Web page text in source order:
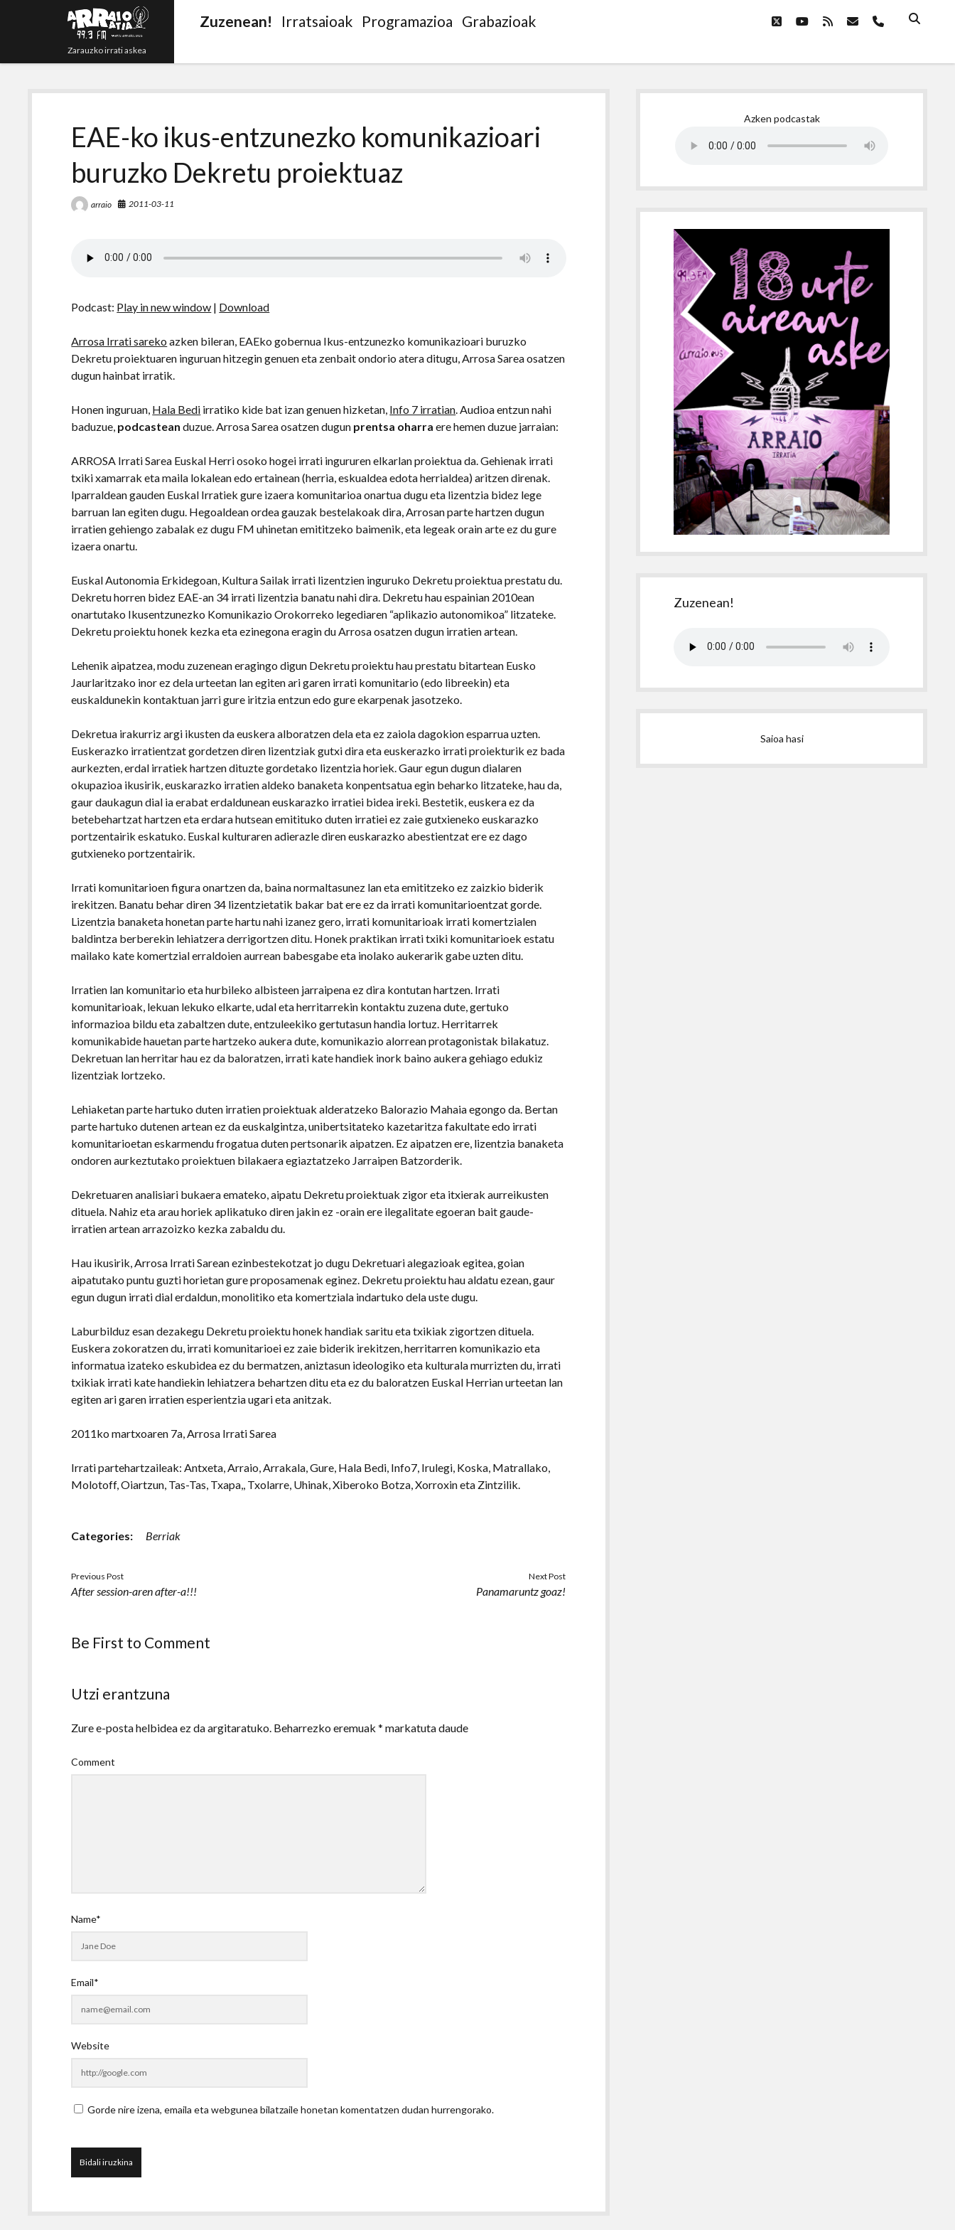
Zarauzko irrati askea
Zuzenean! Irratsaioak Programazioa Grabazioak twitteryoutube
rss emailphone
EAE-ko ikus-entzunezko komunikazioari
buruzko Dekretu proiektuaz
arraio 2011-03-11
Podcast: Play in new window | Download
Arrosa Irrati sareko azken bileran, EAEko gobernua Ikus-entzunezko komunikazioari buruzko
Dekretu proiektuaren inguruan hitzegin genuen eta zenbait ondorio atera ditugu, Arrosa Sarea osatzen
dugun hainbat irratik.
Honen inguruan, Hala Bedi irratiko kide bat izan genuen hizketan, Info 7 irratian. Audioa entzun nahi
baduzue, podcastean duzue. Arrosa Sarea osatzen dugun prentsa oharra ere hemen duzue jarraian:
ARROSA Irrati Sarea Euskal Herri osoko hogei irrati ingururen elkarlan proiektua da. Gehienak irrati
txiki xamarrak eta maila lokalean edo ertainean (herria, eskualdea edota herrialdea) aritzen direnak.
Iparraldean gauden Euskal Irratiek gure izaera komunitarioa onartua dugu eta lizentzia bidez lege
barruan lan egiten dugu. Hegoaldean ordea gauzak bestelakoak dira, Arrosan parte hartzen dugun
irratien gehiengo zabalak ez dugu FM uhinetan emititzeko baimenik, eta legeak orain arte ez du gure
izaera onartu.
Euskal Autonomia Erkidegoan, Kultura Sailak irrati lizentzien inguruko Dekretu proiektua prestatu du.
Dekretu horren bidez EAE-an 34 irrati lizentzia banatu nahi dira. Dekretu hau espainian 2010ean
onartutako Ikusentzunezko Komunikazio Orokorreko legediaren “aplikazio autonomikoa” litzateke.
Dekretu proiektu honek kezka eta ezinegona eragin du Arrosa osatzen dugun irratien artean.
Lehenik aipatzea, modu zuzenean eragingo digun Dekretu proiektu hau prestatu bitartean Eusko
Jaurlaritzako inor ez dela urteetan lan egiten ari garen irrati komunitario (edo libreekin) eta
euskaldunekin kontaktuan jarri gure iritzia entzun edo gure ekarpenak jasotzeko.
Dekretua irakurriz argi ikusten da euskera alboratzen dela eta ez zaiola dagokion esparrua uzten.
Euskerazko irratientzat gordetzen diren lizentziak gutxi dira eta euskerazko irrati proiekturik ez bada
aurkezten, erdal irratiek hartzen dituzte gordetako lizentzia horiek. Gaur egun dugun dialaren
okupazioa ikusirik, euskarazko irratien aldeko banaketa konpentsatua egin beharko litzateke, hau da,
gaur daukagun dial ia erabat erdaldunean euskarazko irratiei bidea ireki. Bestetik, euskera ez da
betebehartzat hartzen eta erdara hutsean emitituko duten irratiei ez zaie gutxieneko euskarazko
portzentairik eskatuko. Euskal kulturaren adierazle diren euskarazko abestientzat ere ez dago
gutxieneko portzentairik.
Irrati komunitarioen figura onartzen da, baina normaltasunez lan eta emititzeko ez zaizkio biderik
irekitzen. Banatu behar diren 34 lizentzietatik bakar bat ere ez da irrati komunitarioentzat gorde.
Lizentzia banaketa honetan parte hartu nahi izanez gero, irrati komunitarioak irrati komertzialen
baldintza berberekin lehiatzera derrigortzen ditu. Honek praktikan irrati txiki komunitarioek estatu
mailako kate komertzial erraldoien aurrean babesgabe eta inolako aukerarik gabe uzten ditu.
Irratien lan komunitario eta hurbileko albisteen jarraipena ez dira kontutan hartzen. Irrati
komunitarioak, lekuan lekuko elkarte, udal eta herritarrekin kontaktu zuzena dute, gertuko
informazioa bildu eta zabaltzen dute, entzuleekiko gertutasun handia lortuz. Herritarrek
komunikabide hauetan parte hartzeko aukera dute, komunikazio alorrean protagonistak bilakatuz.
Dekretuan lan herritar hau ez da baloratzen, irrati kate handiek inork baino aukera gehiago edukiz
lizentziak lortzeko.
Lehiaketan parte hartuko duten irratien proiektuak alderatzeko Balorazio Mahaia egongo da. Bertan
parte hartuko dutenen artean ez da euskalgintza, unibertsitateko kazetaritza fakultate edo irrati
komunitarioetan eskarmendu frogatua duten pertsonarik aipatzen. Ez aipatzen ere, lizentzia banaketa
ondoren aurkeztutako proiektuen bilakaera egiaztatzeko Jarraipen Batzorderik.
Dekretuaren analisiari bukaera emateko, aipatu Dekretu proiektuak zigor eta itxierak aurreikusten
dituela. Nahiz eta arau horiek aplikatuko diren jakin ez -orain ere ilegalitate egoeran bait gaude-
irratien artean arrazoizko kezka zabaldu du.
Hau ikusirik, Arrosa Irrati Sarean ezinbestekotzat jo dugu Dekretuari alegazioak egitea, goian
aipatutako puntu guzti horietan gure proposamenak eginez. Dekretu proiektu hau aldatu ezean, gaur
egun dugun irrati dial erdaldun, monolitiko eta komertziala indartuko dela uste dugu.
Laburbilduz esan dezakegu Dekretu proiektu honek handiak saritu eta txikiak zigortzen dituela.
Euskera zokoratzen du, irrati komunitarioei ez zaie biderik irekitzen, herritarren komunikazio eta
informatua izateko eskubidea ez du bermatzen, aniztasun ideologiko eta kulturala murrizten du, irrati
txikiak irrati kate handiekin lehiatzera behartzen ditu eta ez du baloratzen Euskal Herrian urteetan lan
egiten ari garen irratien esperientzia ugari eta anitzak.
2011ko martxoaren 7a, Arrosa Irrati Sarea
Irrati partehartzaileak: Antxeta, Arraio, Arrakala, Gure, Hala Bedi, Info7, Irulegi, Koska, Matrallako,
Molotoff, Oiartzun, Tas-Tas, Txapa,, Txolarre, Uhinak, Xiberoko Botza, Xorroxin eta Zintzilik.
Categories: Berriak
Previous Post
After session-aren after-a!!!
Next Post
Panamaruntz goaz!
Be First to Comment
Utzi erantzuna
Zure e-posta helbidea ez da argitaratuko. Beharrezko eremuak* markatuta daude
Comment
Name*
Email*
Website
Gorde nire izena, emaila eta webgunea bilatzaile honetan komentatzen dudan hurrengorako.
Azken podcastak
Zuzenean!
Saioa hasi